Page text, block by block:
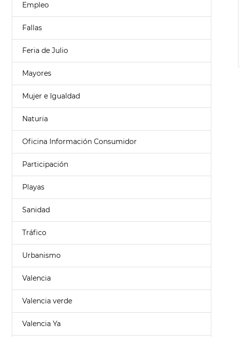
Empleo
Fallas
Feria de Julio
Mayores
Mujer e Igualdad
Naturia
Oficina Información Consumidor
Participación
Playas
Sanidad
Tráfico
Urbanismo
Valencia
Valencia verde
Valencia Ya